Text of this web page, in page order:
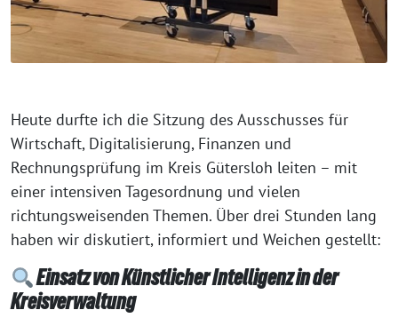
Heute durfte ich die Sitzung des Ausschusses für
Wirtschaft, Digitalisierung, Finanzen und
Rechnungsprüfung im Kreis Gütersloh leiten – mit
einer intensiven Tagesordnung und vielen
richtungsweisenden Themen. Über drei Stunden lang
haben wir diskutiert, informiert und Weichen gestellt:
Einsatz von Künstlicher Intelligenz in der
Kreisverwaltung